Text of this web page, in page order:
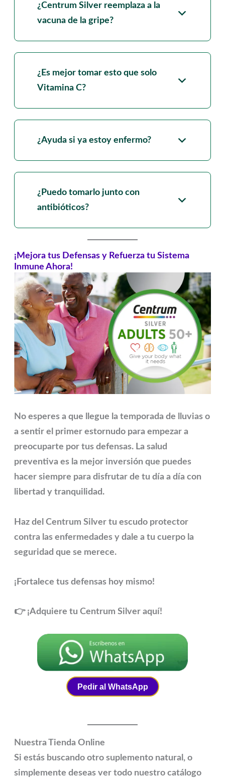
¿Centrum Silver reemplaza a la
vacuna de la gripe?
¿Es mejor tomar esto que solo
Vitamina C?
¿Ayuda si ya estoy enfermo?
¿Puedo tomarlo junto con
antibióticos?
¡Mejora tus Defensas y Refuerza tu Sistema
Inmune Ahora!
No esperes a que llegue la temporada de lluvias o
a sentir el primer estornudo para empezar a
preocuparte por tus defensas. La salud
preventiva es la mejor inversión que puedes
hacer siempre para disfrutar de tu día a día con
libertad y tranquilidad.
Haz delCentrum Silver tu escudo protector
contra las enfermedades y dale a tu cuerpo la
seguridad que se merece.
¡Fortalece tus defensas hoy mismo!
👉 ¡Adquiere tu Centrum Silver aquí!
Pedir al WhatsApp
Nuestra Tienda Online
Si estás buscando otro suplemento natural, o
simplemente deseas ver todo nuestro catálogo